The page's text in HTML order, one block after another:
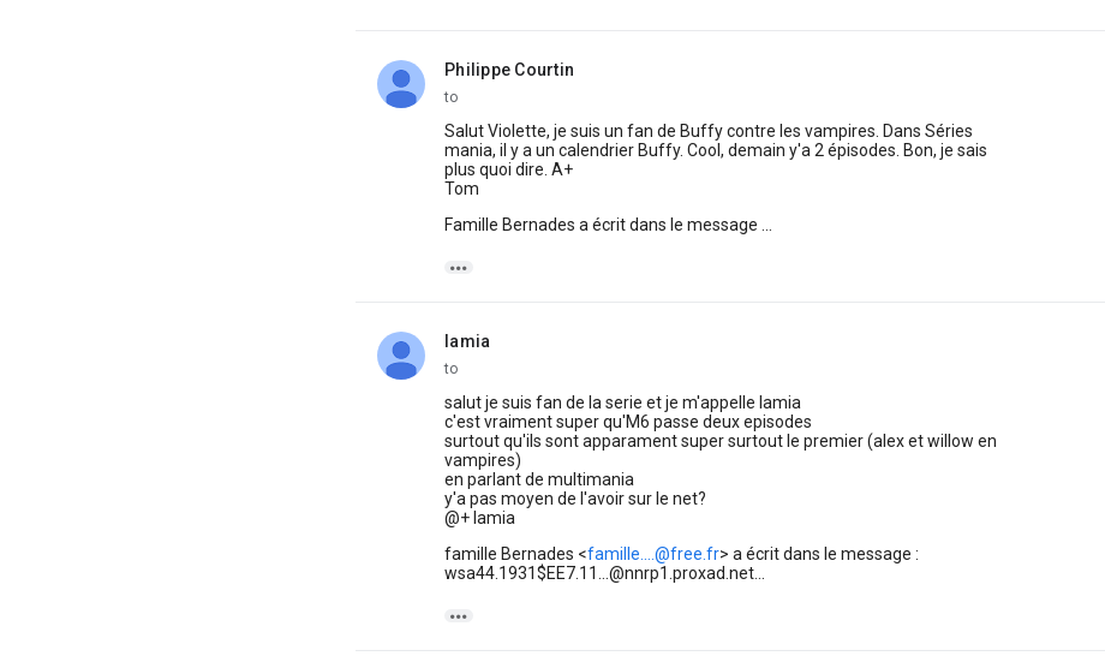
Philippe Courtin
unread,
to
Salut Violette, je suis un fan de Buffy contre les vampires. Dans Séries
mania, il y a un calendrier Buffy. Cool, demain y'a 2 épisodes. Bon, je sais
plus quoi dire. A+
Tom
Famille Bernades a écrit dans le message ...

lamia
unread,
to
salut je suis fan de la serie et je m'appelle lamia
c'est vraiment super qu'M6 passe deux episodes
surtout qu'ils sont apparament super surtout le premier (alex et willow en
vampires)
en parlant de multimania
y'a pas moyen de l'avoir sur le net?
@+ lamia
famille Bernades <famille....@free.fr> a écrit dans le message :
wsa44.1931$EE7.11...@nnrp1.proxad.net...
